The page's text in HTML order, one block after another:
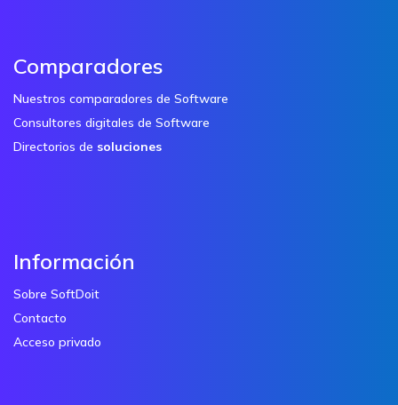
Comparadores
Nuestros comparadores de Software
Consultores digitales de Software
Directorios de soluciones
Información
Sobre SoftDoit
Contacto
Acceso privado